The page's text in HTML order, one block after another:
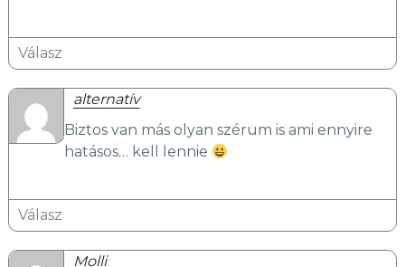
Válasz
alternatív
Biztos van más olyan szérum is ami ennyire
hatásos… kell lennie
Válasz
Molli